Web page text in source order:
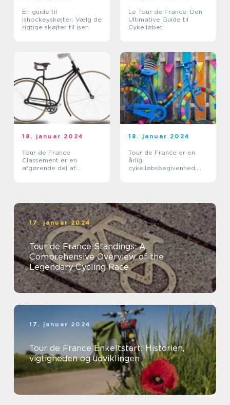
En guide til
ishockeyskøjter: Vælg de
rigtige skøjter til isen
Le Tour de France: Den
Ultimative Guide til
Cykelløbet
18. januar 2024
Tour de France
Classement er en
afgørende del af
18. januar 2024
Tour de France er en
årlig
cykelløbsbegivenhed,
17. januar 2024
Tour de France Standings: A
Comprehensive Overview of the
Legendary Cycling Race
17. januar 2024
Tour de France Enkeltstart: Historien,
vigtigheden og udviklingen